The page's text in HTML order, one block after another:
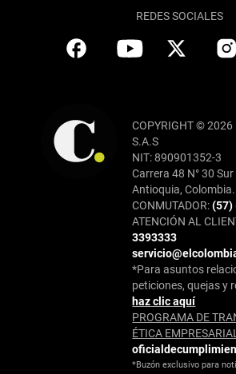
REDES SOCIALES
COPYRIGHT © 2026
S.A.S
NIT: 890901352-3
Carrera 48 N° 30
Antioquia, Colombia.
CONMUTADOR:(57)
ATENCIÓN AL
3393333
*Para asuntos
peticiones, quejas y
haz clic aquí
PROGRAMA DE
ÉTICA
*Buzón exclusivo para